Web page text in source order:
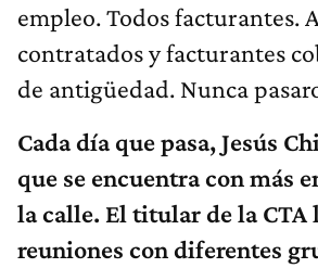
empleo. Todos facturantes.
contratados y facturantes
de antigüedad. Nunca
Cada día que pasa, Jesús
que se encuentra con más
la calle. El titular de la CTA
reuniones con diferentes